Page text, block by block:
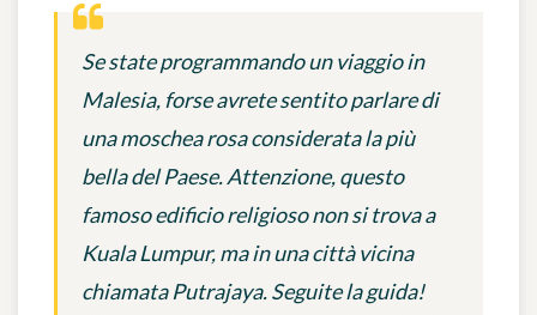
Se state programmando un viaggio in
Malesia, forse avrete sentito parlare di
una moschea rosa considerata la più
bella del Paese. Attenzione, questo
famoso edificio religioso non si trova a
Kuala Lumpur, ma in una città vicina
chiamata Putrajaya. Seguite la guida!